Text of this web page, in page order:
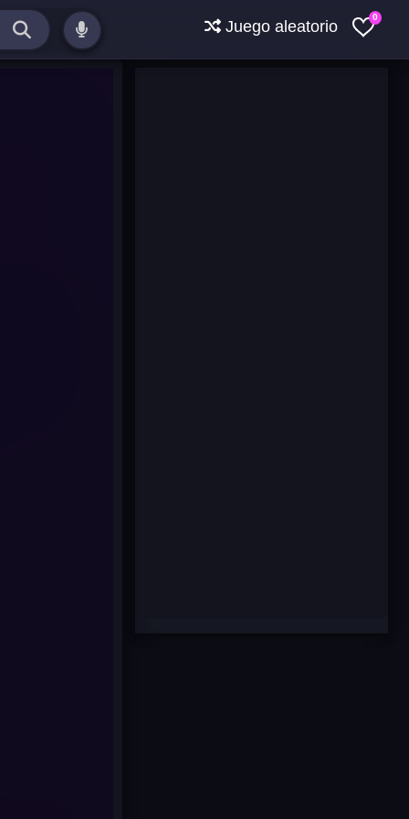
0
Juego aleatorio